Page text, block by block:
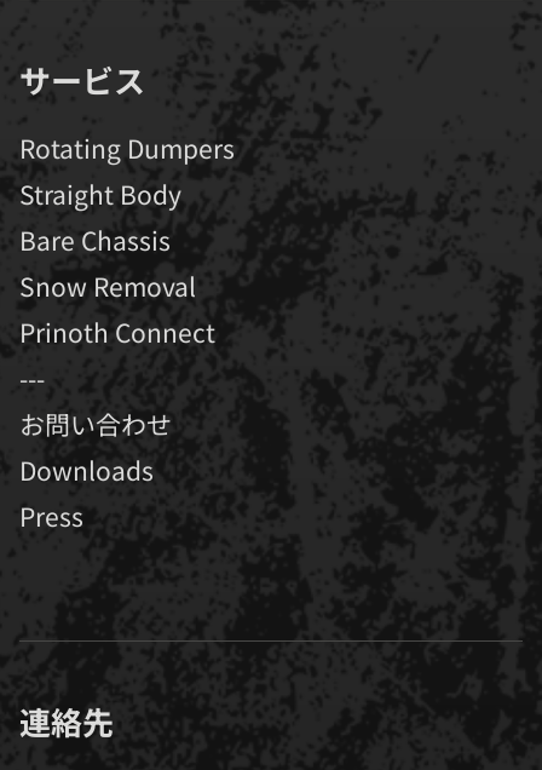
サービス
Rotating Dumpers
Straight Body
Bare Chassis
Snow Removal
Prinoth Connect
---
お問い合わせ
Downloads
Press
連絡先